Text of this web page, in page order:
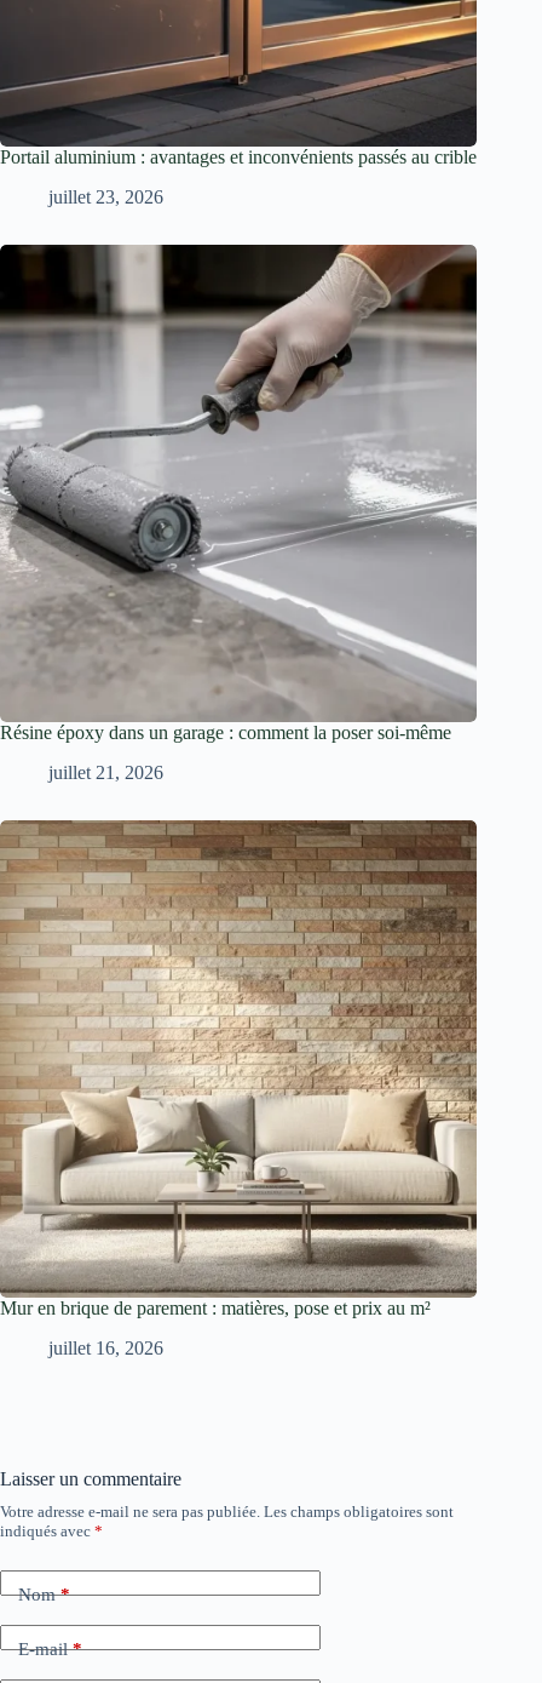
Portail aluminium : avantages et inconvénients passés au crible
juillet 23, 2026
Résine époxy dans un garage : comment la poser soi-même
juillet 21, 2026
Mur en brique de parement : matières, pose et prix au m²
juillet 16, 2026
Laisser un commentaire
Votre adresse e-mail ne sera pas publiée. Les champs obligatoires sont
indiqués avec *
Nom*
E-mail*